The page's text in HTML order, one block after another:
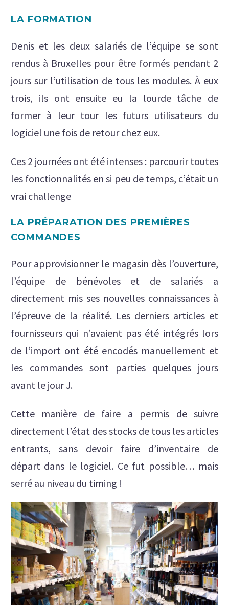
LA FORMATION
Denis et les deux salariés de l’équipe se sont
rendus à Bruxelles pour être formés pendant 2
jours sur l’utilisation de tous les modules. À eux
trois, ils ont ensuite eu la lourde tâche de
former à leur tour les futurs utilisateurs du
logiciel une fois de retour chez eux.
Ces 2 journées ont été intenses : parcourir toutes
les fonctionnalités en si peu de temps, c’était un
vrai challenge
LA PRÉPARATION DES PREMIÈRES
COMMANDES
Pour approvisionner le magasin dès l’ouverture,
l’équipe de bénévoles et de salariés a
directement mis ses nouvelles connaissances à
l’épreuve de la réalité. Les derniers articles et
fournisseurs qui n’avaient pas été intégrés lors
de l’import ont été encodés manuellement et
les commandes sont parties quelques jours
avant le jour J.
Cette manière de faire a permis de suivre
directement l’état des stocks de tous les articles
entrants, sans devoir faire d’inventaire de
départ dans le logiciel. Ce fut possible… mais
serré au niveau du timing !